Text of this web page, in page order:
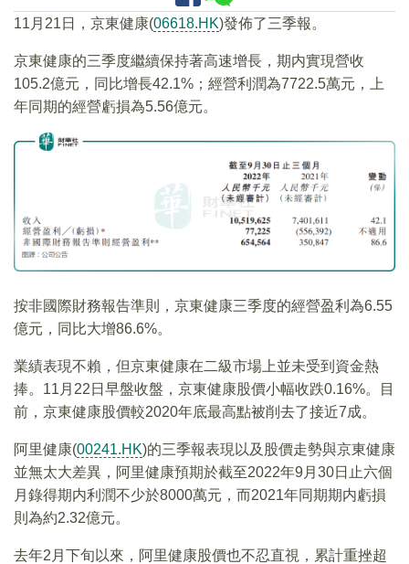
11月21日，京東健康(06618.HK)發佈了三季報。
京東健康的三季度繼續保持著高速增長，期内實現營收
105.2億元，同比增長42.1%；經營利潤為7722.5萬元，上
年同期的經營虧損為5.56億元。
按非國際財務報告準則，京東健康三季度的經營盈利為6.55
億元，同比大增86.6%。
業績表現不賴，但京東健康在二級市場上並未受到資金熱
捧。11月22日早盤收盤，京東健康股價小幅收跌0.16%。目
前，京東健康股價較2020年底最高點被削去了接近7成。
阿里健康(00241.HK)的三季報表現以及股價走勢與京東健康
並無太大差異，阿里健康預期於截至2022年9月30日止六個
月錄得期内利潤不少於8000萬元，而2021年同期期内虧損
則為約2.32億元。
去年2月下旬以來，阿里健康股價也不忍直視，累計重挫超